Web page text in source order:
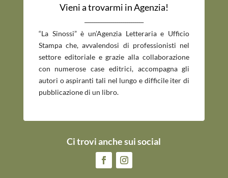
Vieni a trovarmi in Agenzia!
“La Sinossi” è un’Agenzia Letteraria e Ufficio
Stampa che, avvalendosi di professionisti nel
settore editoriale e grazie alla collaborazione
con numerose case editrici, accompagna gli
autori o aspiranti tali nel lungo e difficile iter di
pubblicazione di un libro.
Ci trovi anche sui social